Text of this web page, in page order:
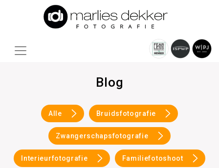
Blog
Alle Bruidsfotografie
Zwangerschapsfotografie
Interieurfotografie Familiefotoshoot